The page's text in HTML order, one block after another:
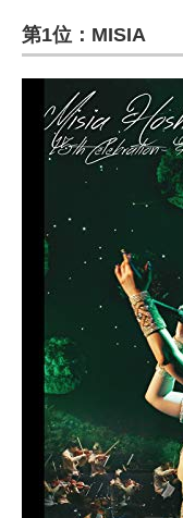
第1位：MISIA